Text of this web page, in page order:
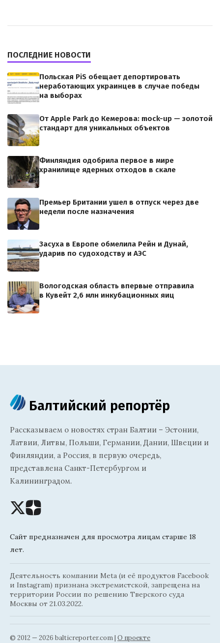
ПОСЛЕДНИЕ НОВОСТИ
Польская PiS обещает депортировать
неработающих украинцев в случае победы
на выборах
От Apple Park до Кемерова: mock-up — золотой
стандарт для уникальных объектов
Финляндия одобрила первое в мире
хранилище ядерных отходов в скале
Премьер Британии ушел в отпуск через две
недели после назначения
Засуха в Европе обмелила Рейн и Дунай,
ударив по судоходству и АЭС
Вологодская область впервые отправила
в Кувейт 2,6 млн инкубационных яиц
Балтийский репортёр
Рассказываем о новостях стран Балтии – Эстонии,
Латвии, Литвы, Польши, Германии, Дании, Швеции и
Финляндии, а Россия, в первую очередь,
представлена Санкт-Петербургом и
Калининградом.
Сайт предназначен для просмотра лицам старше 18
лет.
Деятельность компании Meta (и её продуктов Facebook
и Instagram) признана экстремистской, запрещена на
территории России по решению Тверского суда
Москвы от 21.03.2022.
© 2012 — 2026 balticreporter.com | О проекте